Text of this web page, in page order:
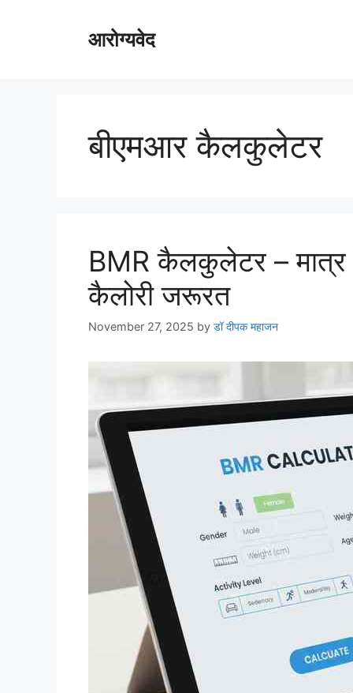
आरोग्यवेद
बीएमआर कैलकुलेटर
BMR कैलकुलेटर –
कैलोरी जरूरत
November 27, 2025 by डॉ दीपक महाजन